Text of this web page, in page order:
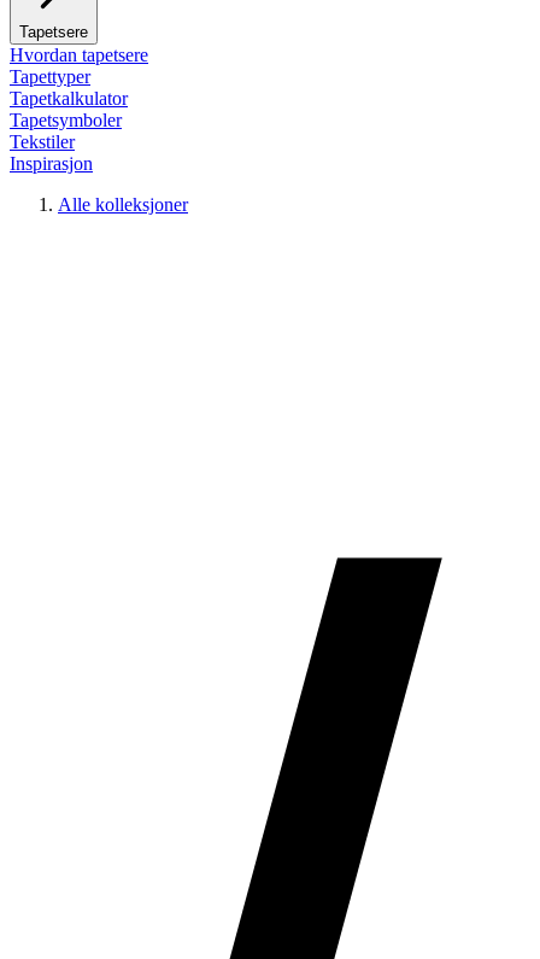
Tapetsere
Hvordan tapetsere
Tapettyper
Tapetkalkulator
Tapetsymboler
Tekstiler
Inspirasjon
Alle kolleksjoner